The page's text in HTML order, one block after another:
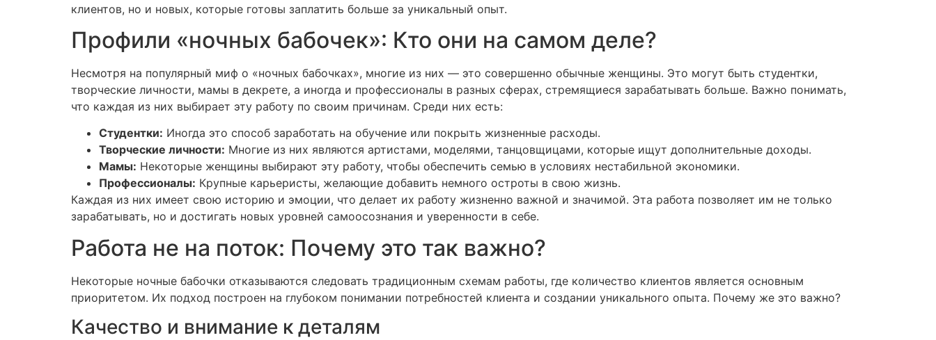
клиентов, но и новых, которые готовы заплатить больше за уникальный опыт.
Профили «ночных бабочек»: Кто они на самом деле?
Несмотря на популярный миф о «ночных бабочках», многие из них — это совершенно обычные женщины. Это могут быть студентки,
творческие личности, мамы в декрете, а иногда и профессионалы в разных сферах, стремящиеся зарабатывать больше. Важно понимать,
что каждая из них выбирает эту работу по своим причинам. Среди них есть:
Студентки: Иногда это способ заработать на обучение или покрыть жизненные расходы.
Творческие личности: Многие из них являются артистами, моделями, танцовщицами, которые ищут дополнительные доходы.
Мамы: Некоторые женщины выбирают эту работу, чтобы обеспечить семью в условиях нестабильной экономики.
Профессионалы: Крупные карьеристы, желающие добавить немного остроты в свою жизнь.
Каждая из них имеет свою историю и эмоции, что делает их работу жизненно важной и значимой. Эта работа позволяет им не только
зарабатывать, но и достигать новых уровней самоосознания и уверенности в себе.
Работа не на поток: Почему это так важно?
Некоторые ночные бабочки отказываются следовать традиционным схемам работы, где количество клиентов является основным
приоритетом. Их подход построен на глубоком понимании потребностей клиента и создании уникального опыта. Почему же это важно?
Качество и внимание к деталям